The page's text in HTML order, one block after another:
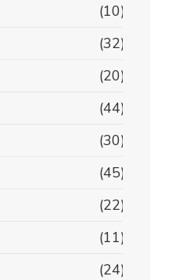
(10)
(32)
(20)
(44)
(30)
(45)
(22)
(11)
(24)